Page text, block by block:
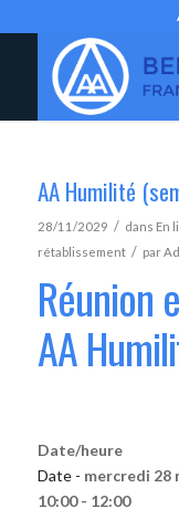
AA Humilité
28/11/2029 / dans En
rétablissement / par
Réunion
AA
Date/heure
Date - mercredi 28
10:00 - 12:00